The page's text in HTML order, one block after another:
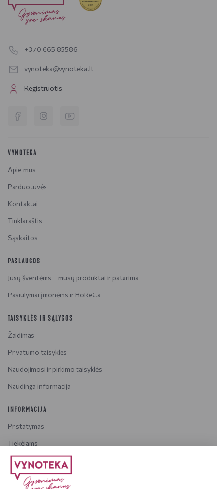
+370 665 85586
vynoteka@vynoteka.lt
Registruotis
VYNOTEKA
Apie mus
Parduotuvės
Kontaktai
Tinklaraštis
Sąskaitos
PASLAUGOS
Jūsų šventėms – mūsų produktai ir patarimai
Pasiūlymai įmonėms ir HoReCa
TAISYKLĖS IR SĄLYGOS
Žaidimas
Privatumo taisyklės
Naudojimosi ir pirkimo taisyklės
Naudinga informacija
INFORMACIJA
Pristatymas
Tiekėjams
Karjera
Dažniausiai užduodami klausimai